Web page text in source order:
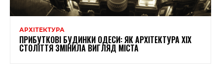
АРХІТЕКТУРА
ПРИБУТКОВІ БУДИНКИ ОДЕСИ: ЯК АРХІТЕКТУРА XIX
СТОЛІТТЯ ЗМІНИЛА ВИГЛЯД МІСТА